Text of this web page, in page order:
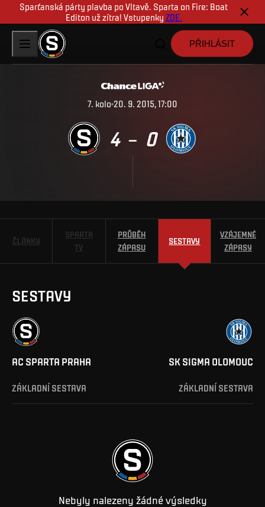
Sparťanská párty plavba po Vltavě. Sparta on Fire: Boat
Editon už zítra! Vstupenky ZDE.
PŘIHLÁSIT
7. kolo 20. 9. 2015, 17:00
4 – 0
ČLÁNKY
SPARTA
TV
PRŮBĚH
ZÁPASU
SESTAVY
VZÁJEMNÉ
ZÁPASY
SESTAVY
AC SPARTA PRAHA
ZÁKLADNÍ SESTAVA
SK SIGMA OLOMOUC
ZÁKLADNÍ SESTAVA
Nebyly nalezeny žádné výsledky